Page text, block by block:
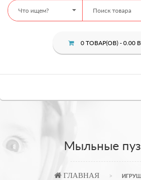
Что ищем?
0 ТОВАР(ОВ) - 0.00
Мыльные
ГЛАВНАЯ